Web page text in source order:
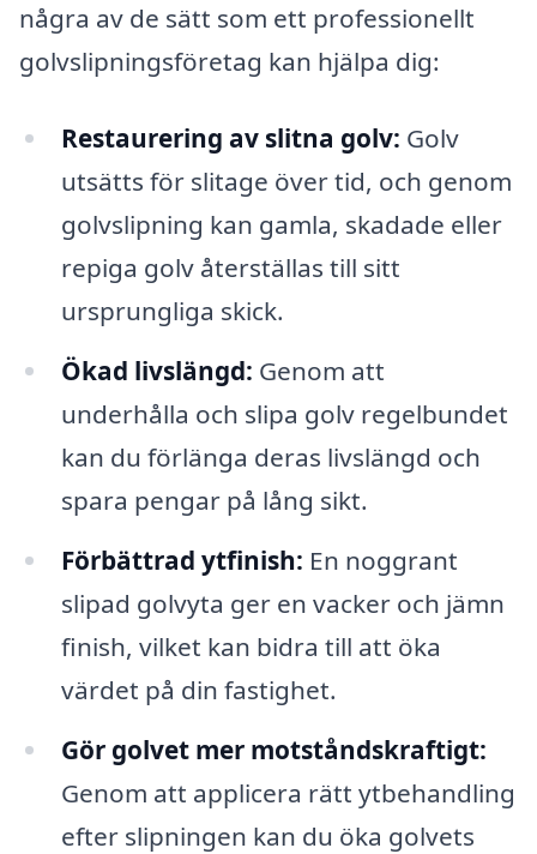
några av de sätt som ett professionellt
golvslipningsföretag kan hjälpa dig:
Restaurering av slitna golv: Golv
utsätts för slitage över tid, och genom
golvslipning kan gamla, skadade eller
repiga golv återställas till sitt
ursprungliga skick.
Ökad livslängd: Genom att
underhålla och slipa golv regelbundet
kan du förlänga deras livslängd och
spara pengar på lång sikt.
Förbättrad ytfinish: En noggrant
slipad golvyta ger en vacker och jämn
finish, vilket kan bidra till att öka
värdet på din fastighet.
Gör golvet mer motståndskraftigt:
Genom att applicera rätt ytbehandling
efter slipningen kan du öka golvets